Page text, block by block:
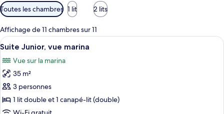
Filtres
disponibles
pour
les
chambres
Toutes les chambres 1 lit 2 lits
Affichage de 11 chambres sur 11
Afficher
toutes
les
photos
pour
ce
type
Une chambre d’hôtel avec un lit, un
10
Suite Junior, vue marina
Vue sur la marina
35 m²
3 personnes
1 lit double et 1 canapé-lit (double)